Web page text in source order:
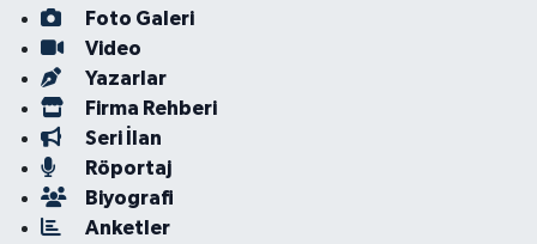
Foto Galeri
Video
Yazarlar
Firma Rehberi
Seri İlan
Röportaj
Biyografi
Anketler